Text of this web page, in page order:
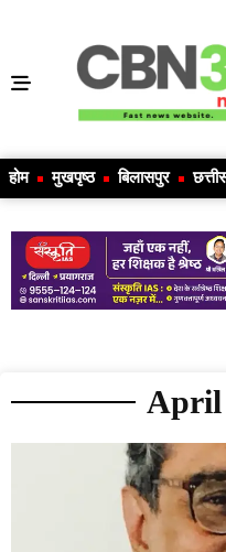
होम मुखपृष्ठ बिलासपुर
April